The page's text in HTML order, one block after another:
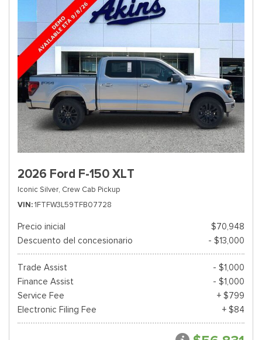
2026 Ford F-150 XLT
Iconic Silver, Crew Cab Pickup
VIN 1FTFW3L59TFB07728
Precio inicial
$70,948
Descuento del concesionario
- $13,000
Trade Assist
- $1,000
Finance Assist
- $1,000
Service Fee
+ $799
Electronic Filing Fee
+ $84